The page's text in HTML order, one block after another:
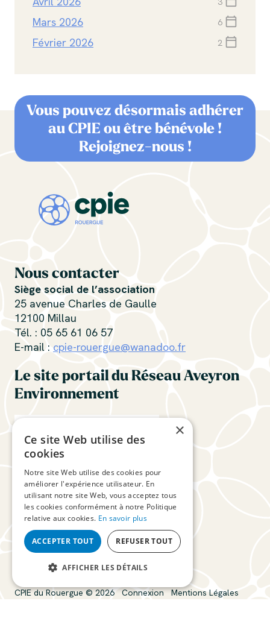
Mars 2026 6 calendar_today
Février 2026 2 calendar_today
Vous pouvez désormais adhérer
au CPIE ou être bénévole !
Rejoignez-nous !
Nous contacter
Siège social de l’association
25 avenue Charles de Gaulle
12100 Millau
Tél. : 05 65 61 06 57
E-mail : cpie-rouergue@wanadoo.fr
Le site portail du Réseau Aveyron
Environnement
Suivez-nous
CPIE du Rouergue © 2026 Connexion
Mentions Légales
×
Ce site Web utilise des
cookies
Notre site Web utilise des cookies pour
améliorer l'expérience utilisateur. En
utilisant notre site Web, vous acceptez tous
les cookies conformément à notre Politique
relative aux cookies. En savoir plus
ACCEPTER TOUT REFUSER TOUT
AFFICHER LES DÉTAILS